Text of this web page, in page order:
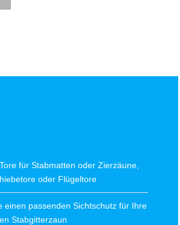
für Stabmatten oder Zierzäune,
oder Flügeltore
einen passenden Sichtschutz für Ihre
Stabgitterzaun